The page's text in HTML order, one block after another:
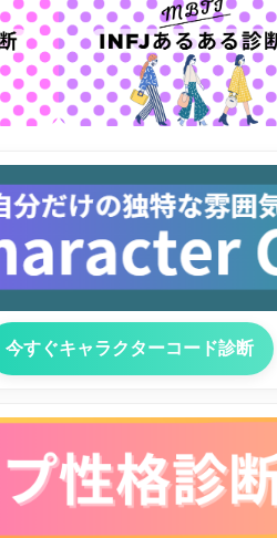
今すぐキャラクターコード診断